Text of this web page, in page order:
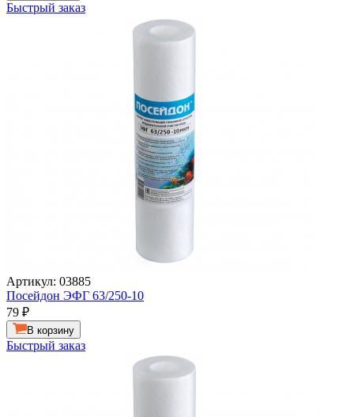
Быстрый заказ
Артикул: 03885
Посейдон ЭФГ 63/250-10
79 ₽
В корзину
Быстрый заказ